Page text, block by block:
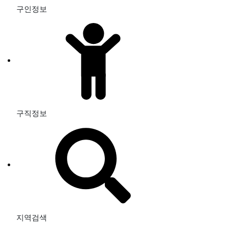
구인정보
구직정보
지역검색